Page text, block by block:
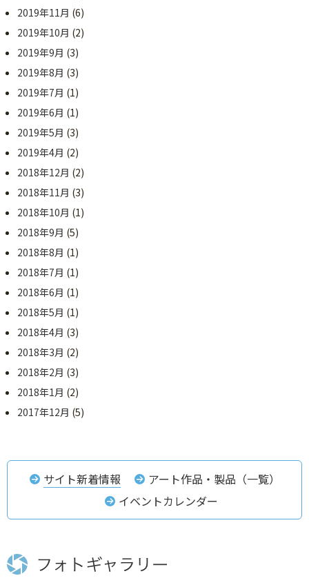
2019年11月 (6)
2019年10月 (2)
2019年9月 (3)
2019年8月 (3)
2019年7月 (1)
2019年6月 (1)
2019年5月 (3)
2019年4月 (2)
2018年12月 (2)
2018年11月 (3)
2018年10月 (1)
2018年9月 (5)
2018年8月 (1)
2018年7月 (1)
2018年6月 (1)
2018年5月 (1)
2018年4月 (3)
2018年3月 (2)
2018年2月 (3)
2018年1月 (2)
2017年12月 (5)
サイト新着情報
アート作品・製品（一覧）
イベントカレンダー